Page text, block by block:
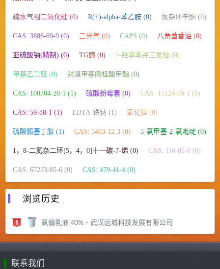
疏水气相二氧化硅 (0) R(+)-alpha-苯乙胺 (0) 氮杂环辛酮 (0)
CAS: 3886-69-9 (0) 三光气 (0) CAPS (0) 八角茴香油 (0)
亚硫酸钠(精制) (0) TG酶 (0) 1-羟基苯并三氮唑 (0)
甲基乙二醛 (0) 对溴甲基肉桂酸甲酯 (0)
CAS: 100784-20-1 (1) 硫酸新霉素 (0) CAS: 15124-09-1 (0)
CAS: 59-88-1 (1) EDTA-铁钠 (1) 氯化镁 (0)
硫酸胍基丁胺 (1) CAS: 3483-12-3 (0) 5-氯甲基-2-氯吡啶 (0)
1，8-二氮杂二环[5，4，0]十一碳-7-烯 (0) CAS: 116-85-8 (0)
CAS: 67233-85-6 (0) CAS: 479-41-4 (0)
浏览历史
氯偏乳液 40% – 武汉远城科技发展有限公司
联系我们